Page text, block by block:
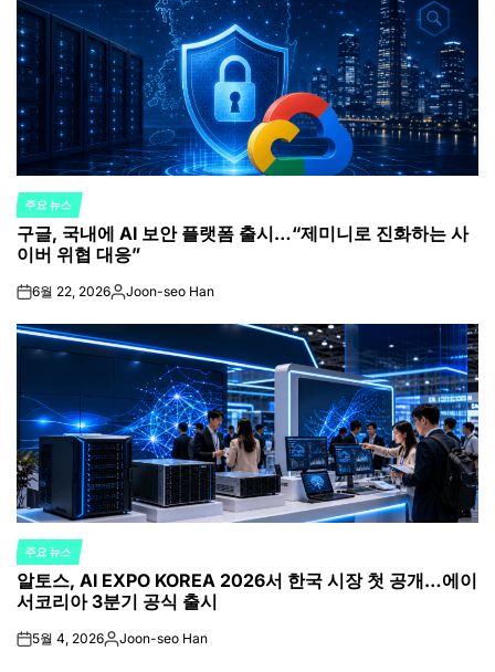
POSTED
IN
주요 뉴스
구글, 국내에 AI 보안 플랫폼 출시…“제미니로 진화하는 사
이버 위협 대응”
on6월 22, 2026Posted
Joon-seo Han
POSTED
IN
주요 뉴스
알토스, AI EXPO KOREA 2026서 한국 시장 첫 공개…에이
서코리아 3분기 공식 출시
on5월 4, 2026Posted
Joon-seo Han